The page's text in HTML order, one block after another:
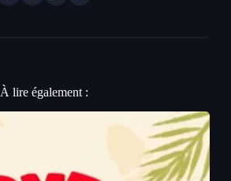
À lire également :